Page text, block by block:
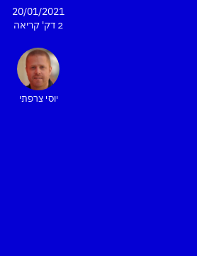
20/01/2021
2 דק'
קריאה
יוסי צרפתי